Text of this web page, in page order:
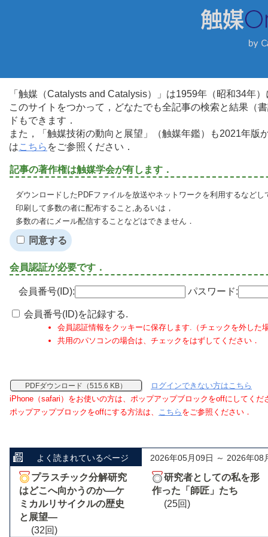
「触媒（Catalysts and Catalysis）」は1959年（昭和34年
このサイトをつかって，どなたでも全記事の検索と結果（
ドもできます．
また，「触媒技術の動向と展望」（触媒年鑑）も2021年
はこちら をご参照ください．
記事の著作権は触媒学会が有します．
ダウンロードしたPDFファイルを放送やネットワークを利用するなど
印刷して多数の者に配布すること,あるいは，
多数の者にメール配信することなどはできません．
同意する
会員認証が必要です．
会員番号(ID): パスワード:
会員番号(ID)を記録する.
会員認証情報をクッキーに保存します.（チェックを外した
共用のパソコンの場合は、チェックをはずしてください．
PDFダウンロード（515.6 KB）
ログインできない方はこちら
iPhone（safari）をお使いの方は、ポップアップブロックをoffにしてくだ
ポップアップブロックをoffにする方法は、 こちら をご参照ください．
よく読まれているページ 2026年05月09日 ～ 2026年08
プラスチック分解研究
はどこへ向かうのか―ケ
ミカルリサイクルの歴史
と展望―
(32回)
研究者としての私を形
作った「師匠」たち
(25回)